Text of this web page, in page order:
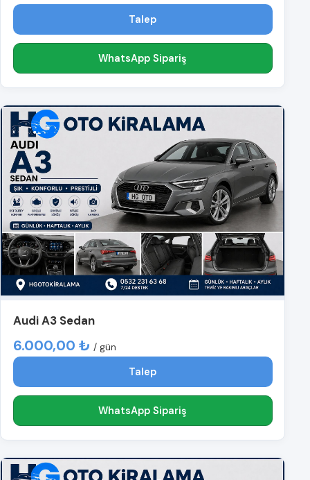
Talep
WhatsApp Sipariş
Audi A3 Sedan
6.000,00 ₺ / gün
Talep
WhatsApp Sipariş